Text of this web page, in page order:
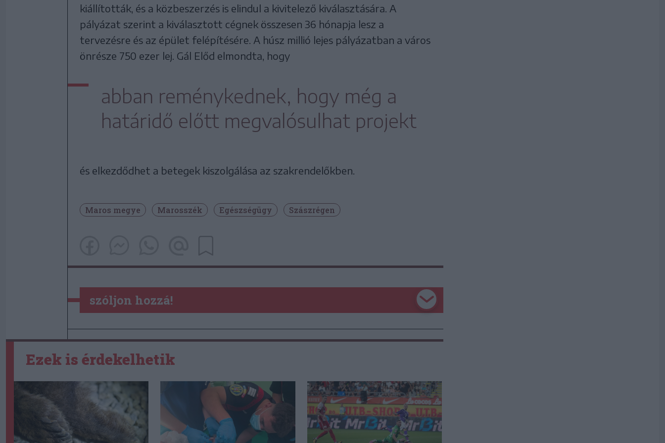
kiállították, és a közbeszerzés is elindul a kivitelező kiválasztására. A
pályázat szerint a kiválasztott cégnek összesen 36 hónapja lesz a
tervezésre és az épület felépítésére. A húsz millió lejes pályázatban a város
önrésze 750 ezer lej. Gál Előd elmondta, hogy
abban reménykednek, hogy még a
határidő előtt megvalósulhat projekt
és elkezdődhet a betegek kiszolgálása az szakrendelőkben.
Maros megye Marosszék Egészségügy Szászrégen
szóljon hozzá!
Ezek is érdekelhetik